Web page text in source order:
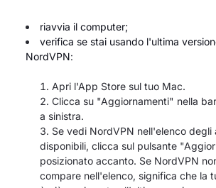
riavvia il computer;
verifica se stai usando l'ultima
NordVPN:
Apri l'App Store sul tuo Mac.
Clicca su "Aggiornamenti" nella
a sinistra.
Se vedi NordVPN nell'elenco degli
disponibili, clicca sul pulsante
posizionato accanto. Se NordVPN
compare nell'elenco, significa che la